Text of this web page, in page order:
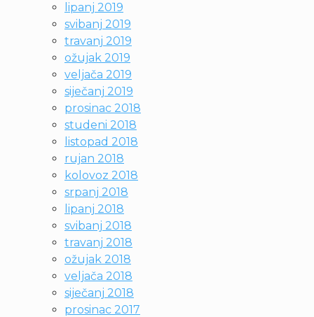
lipanj 2019
svibanj 2019
travanj 2019
ožujak 2019
veljača 2019
siječanj 2019
prosinac 2018
studeni 2018
listopad 2018
rujan 2018
kolovoz 2018
srpanj 2018
lipanj 2018
svibanj 2018
travanj 2018
ožujak 2018
veljača 2018
siječanj 2018
prosinac 2017